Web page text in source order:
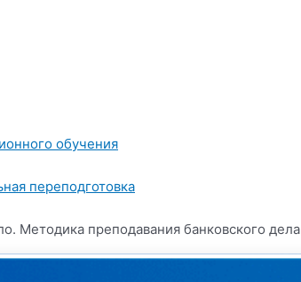
обучения
переподготовка
Методика преподавания банковского дела